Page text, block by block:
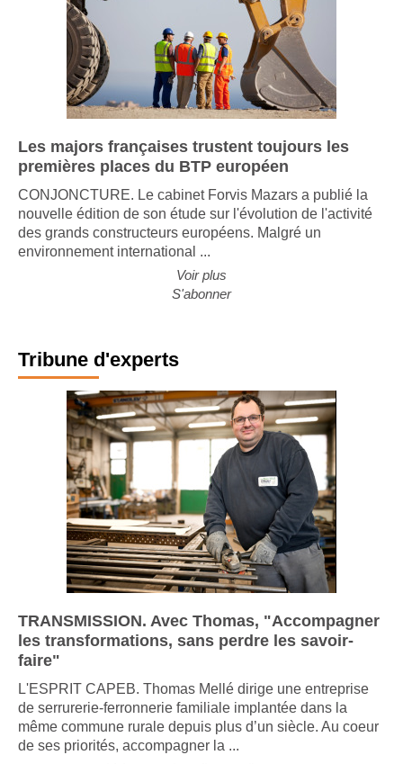
Les majors françaises trustent toujours les
premières places du BTP européen
CONJONCTURE. Le cabinet Forvis Mazars a publié la
nouvelle édition de son étude sur l'évolution de l'activité
des grands constructeurs européens. Malgré un
Voir plus
Tribune d'experts
TRANSMISSION. Avec Thomas, "Accompagner
les transformations, sans perdre les savoir-
L'ESPRIT CAPEB. Thomas Mellé dirige une entreprise
de serrurerie-ferronnerie familiale implantée dans la
même commune rurale depuis plus d’un siècle. Au coeur